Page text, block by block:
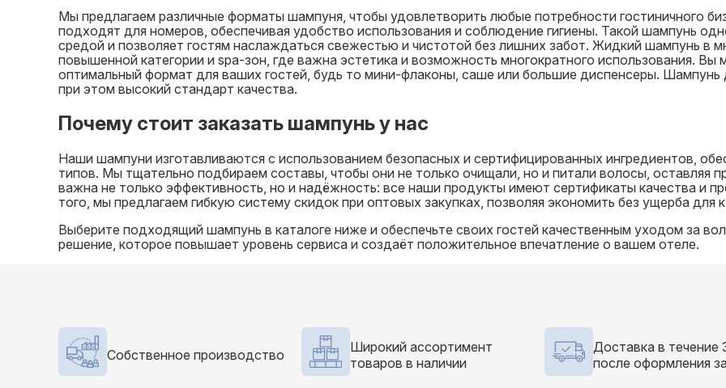
Мы предлагаем различные форматы шампуня, чтобы удовлетворить любые потребности гостиничного
подходят для номеров, обеспечивая удобство использования и соблюдение гигиены. Такой шампунь
средой и позволяет гостям наслаждаться свежестью и чистотой без лишних забот. Жидкий шампунь в
повышенной категории и spa-зон, где важна эстетика и возможность многократного использования.
оптимальный формат для ваших гостей, будь то мини-флаконы, саше или большие диспенсеры. Шампунь
при этом высокий стандарт качества.
Почему стоит заказать шампунь у нас
Наши шампуни изготавливаются с использованием безопасных и сертифицированных ингредиентов,
типов. Мы тщательно подбираем составы, чтобы они не только очищали, но и питали волосы, оставляя
важна не только эффективность, но и надёжность: все наши продукты имеют сертификаты качества и
того, мы предлагаем гибкую систему скидок при оптовых закупках, позволяя экономить без ущерба для
Выберите подходящий шампунь в каталоге ниже и обеспечьте своих гостей качественным уходом за
решение, которое повышает уровень сервиса и создаёт положительное впечатление о вашем отеле.
Собственное производство
Широкий ассортимент
товаров в наличии
Доставка в течение
после оформления